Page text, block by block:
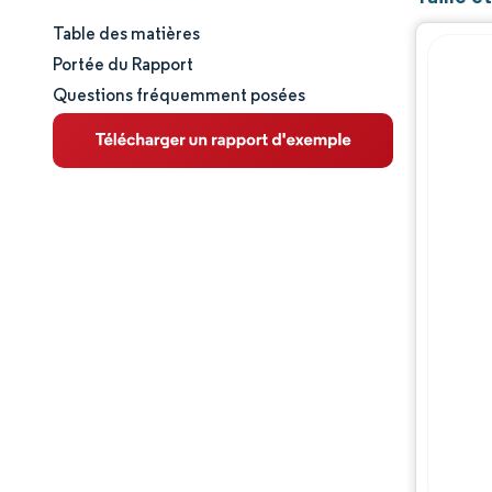
Taille et part de marché
Analyse du marché
Tendances et perspectives
Table des matières
Portée du Rapport
Questions fréquemment posées